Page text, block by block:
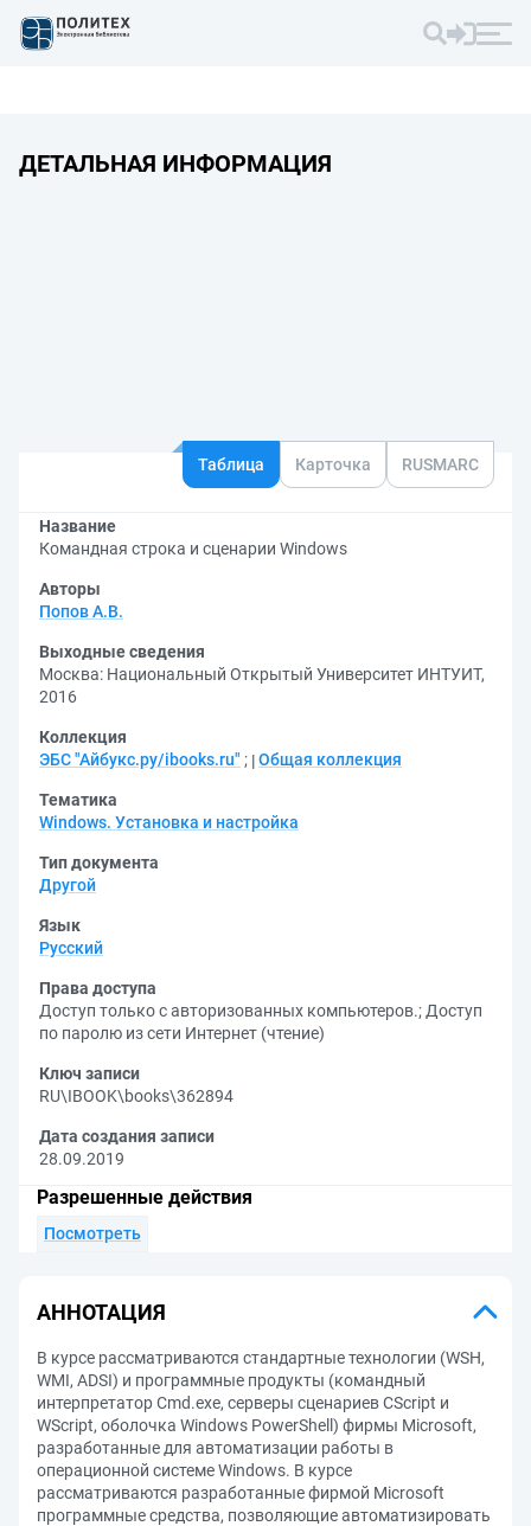
ДЕТАЛЬНАЯ ИНФОРМАЦИЯ
Таблица Карточка RUSMARC
Название
Командная строка и сценарии Windows
Авторы
Попов А.В.
Выходные сведения
Москва: Национальный Открытый Университет ИНТУИТ,
2016
Коллекция
ЭБС "Айбукс.ру/ibooks.ru" ; Общая коллекция
Тематика
Windows. Установка и настройка
Тип документа
Другой
Язык
Русский
Права доступа
Доступ только с авторизованных компьютеров.; Доступ
по паролю из сети Интернет (чтение)
Ключ записи
RU\IBOOK\books\362894
Дата создания записи
28.09.2019
Разрешенные действия
Посмотреть
АННОТАЦИЯ
В курсе рассматриваются стандартные технологии (WSH,
WMI, ADSI) и программные продукты (командный
интерпретатор Cmd.exe, серверы сценариев CScript и
WScript, оболочка Windows PowerShell) фирмы Microsoft,
разработанные для автоматизации работы в
операционной системе Windows. В курсе
рассматриваются разработанные фирмой Microsoft
программные средства, позволяющие автоматизировать